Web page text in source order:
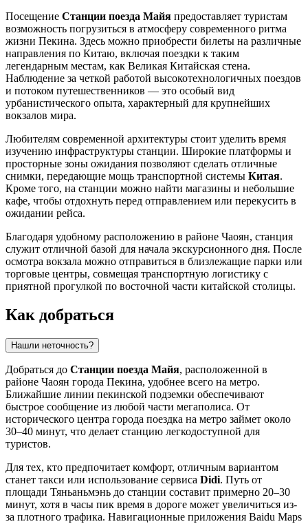
Посещение Станции поезда Майя предоставляет туристам
возможность погрузиться в атмосферу современного ритма
жизни Пекина. Здесь можно приобрести билеты на различные
направления по Китаю, включая поездки к таким
легендарным местам, как Великая Китайская стена.
Наблюдение за четкой работой высокотехнологичных поездов
и потоком путешественников — это особый вид
урбанистического опыта, характерный для крупнейших
вокзалов мира.
Любителям современной архитектуры стоит уделить время
изучению инфраструктуры станции. Широкие платформы и
просторные зоны ожидания позволяют сделать отличные
снимки, передающие мощь транспортной системы Китая.
Кроме того, на станции можно найти магазины и небольшие
кафе, чтобы отдохнуть перед отправлением или перекусить в
ожидании рейса.
Благодаря удобному расположению в районе Чаоян, станция
служит отличной базой для начала экскурсионного дня. После
осмотра вокзала можно отправиться в близлежащие парки или
торговые центры, совмещая транспортную логистику с
приятной прогулкой по восточной части китайской столицы.
Как добраться
Нашли неточность?
Добраться до Станции поезда Майя, расположенной в
районе Чаоян города Пекина, удобнее всего на метро.
Ближайшие линии пекинской подземки обеспечивают
быстрое сообщение из любой части мегаполиса. От
исторического центра города поездка на метро займет около
30–40 минут, что делает станцию легкодоступной для
туристов.
Для тех, кто предпочитает комфорт, отличным вариантом
станет такси или использование сервиса Didi. Путь от
площади Тяньаньмэнь до станции составит примерно 20–30
минут, хотя в часы пик время в дороге может увеличиться из-
за плотного трафика. Навигационные приложения Baidu Maps